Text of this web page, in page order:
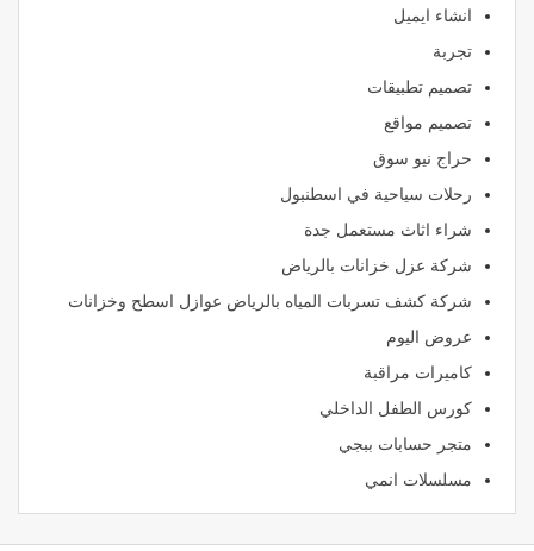
انشاء ايميل
تجربة
تصميم تطبيقات
تصميم مواقع
حراج نيو سوق
رحلات سياحية في اسطنبول
شراء اثاث مستعمل جدة
شركة عزل خزانات بالرياض
شركة كشف تسربات المياه بالرياض عوازل اسطح وخزانات
عروض اليوم
كاميرات مراقبة
كورس الطفل الداخلي
متجر حسابات ببجي
مسلسلات انمي